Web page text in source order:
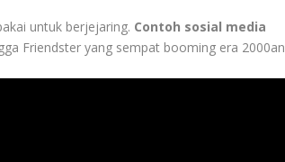
untuk berjejaring. Contoh sosial media
Friendster yang sempat booming era